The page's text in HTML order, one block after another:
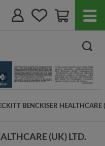
BENCKISER HEALTHCARE
(UK) LTD.